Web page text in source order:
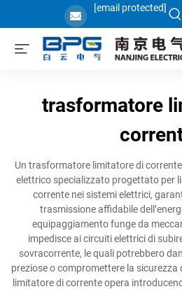
[email protected]
trasformatore
Un trasformatore limitatore di
elettrico specializzato progettato per
corrente nei sistemi elettrici,
trasmissione affidabile
equipaggiamento funge da
impedisce ai circuiti elettrici di
sovracorrente, le quali potrebbero
preziose o compromettere la
limitatore di corrente opera